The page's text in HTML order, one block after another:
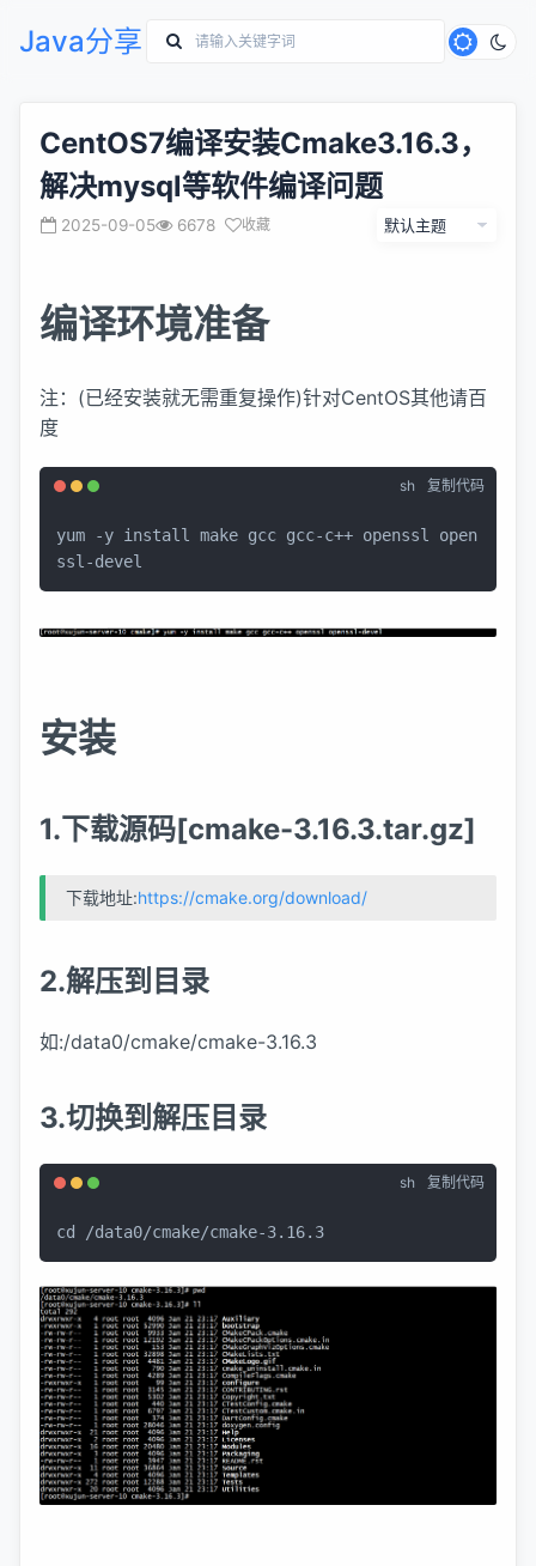
Java分享
CentOS7编译安装Cmake3.16.3，
解决mysql等软件编译问题
2025-09-05 6678 收藏
编译环境准备
注：(已经安装就无需重复操作)针对CentOS其他请百
度
sh 复制代码
yum -y install make gcc gcc-c++ openssl open
ssl-devel
安装
1.下载源码[cmake-3.16.3.tar.gz]
下载地址:https://cmake.org/download/
2.解压到目录
如:/data0/cmake/cmake-3.16.3
3.切换到解压目录
sh 复制代码
cd /data0/cmake/cmake-3.16.3